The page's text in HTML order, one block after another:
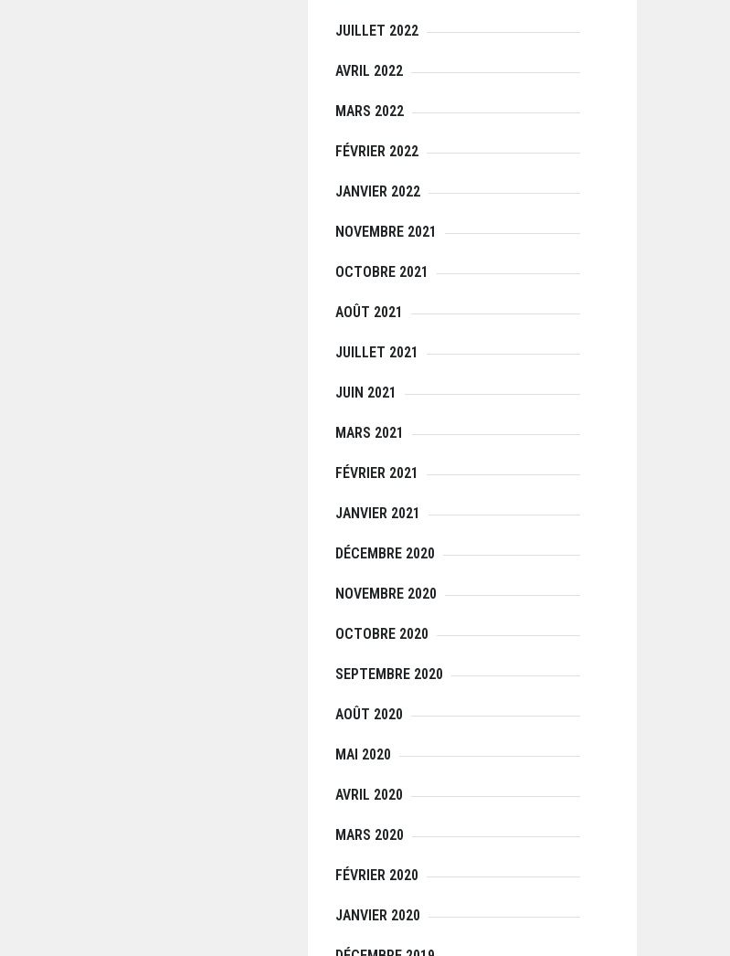
JUILLET 2022
AVRIL 2022
MARS 2022
FÉVRIER 2022
JANVIER 2022
NOVEMBRE 2021
OCTOBRE 2021
AOÛT 2021
JUILLET 2021
JUIN 2021
MARS 2021
FÉVRIER 2021
JANVIER 2021
DÉCEMBRE 2020
NOVEMBRE 2020
OCTOBRE 2020
SEPTEMBRE 2020
AOÛT 2020
MAI 2020
AVRIL 2020
MARS 2020
FÉVRIER 2020
JANVIER 2020